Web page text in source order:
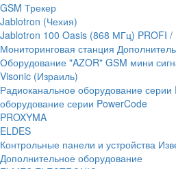
GSM Трекер
Jablotron (Чехия)
Jablotron 100 Oasis (868 МГц) PROFI
Мониторинговая станция
Оборудование "AZOR" GSM мини
Visonic (Израиль)
Радиоканальное оборудование серии
оборудование серии PowerCode
PROXYMA
ELDES
Контрольные панели и устройства
Дополнительное оборудование